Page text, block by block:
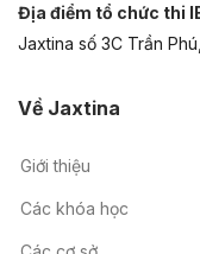
Địa điểm tổ chức thi
Jaxtina số 3C Trần
Về Jaxtina
Giới thiệu
Các khóa học